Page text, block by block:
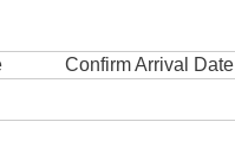
Confirm Arrival Date